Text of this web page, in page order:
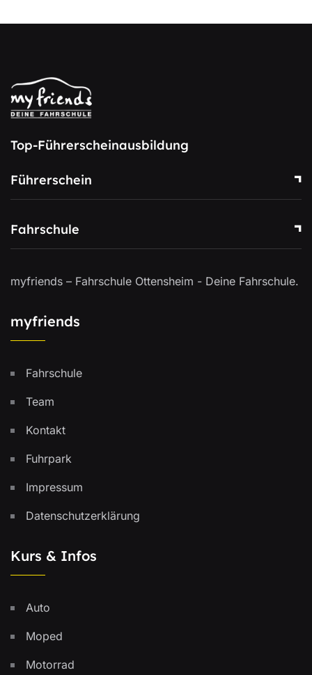
Top-Führerscheinausbildung
Führerschein
Fahrschule
myfriends – Fahrschule Ottensheim - Deine Fahrschule.
myfriends
Fahrschule
Team
Kontakt
Fuhrpark
Impressum
Datenschutzerklärung
Kurs & Infos
Auto
Moped
Motorrad